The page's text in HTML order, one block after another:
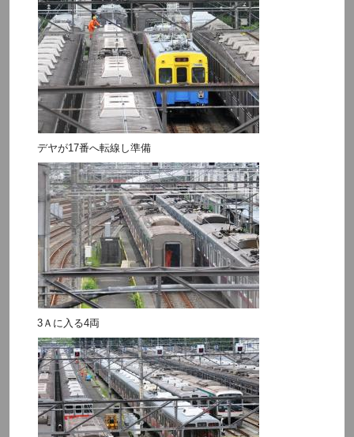
デヤが17番へ転線し準備
3Ａに入る4両